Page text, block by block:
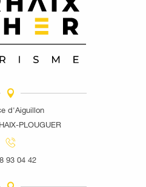
d'Aiguillon
PLOUGUER
93 04 42